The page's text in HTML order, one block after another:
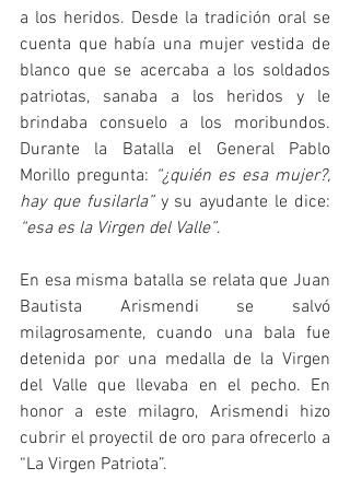
a los heridos. Desde la tradición oral se
cuenta que había una mujer vestida de
blanco que se acercaba a los soldados
patriotas, sanaba a los heridos y le
brindaba consuelo a los moribundos.
Durante la Batalla el General Pablo
Morillo pregunta: “¿quién es esa mujer?,
hay que fusilarla”
“esa es la Virgen del Valle”.
En esa misma batalla se relata que Juan
Bautista Arismendi se salvó
milagrosamente, cuando una bala fue
detenida por una medalla de la Virgen
del Valle que llevaba en el pecho. En
honor a este milagro, Arismendi hizo
cubrir el proyectil de oro para ofrecerlo a
“La Virgen Patriota”.